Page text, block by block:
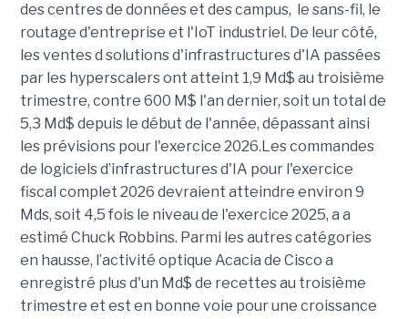
des centres de données et des campus, le sans-fil, le
routage d'entreprise et l'IoT industriel. De leur côté,
les ventes d solutions d'infrastructures d'IA passées
par les hyperscalers ont atteint 1,9 Md$ au troisième
trimestre, contre 600 M$ l'an dernier, soit un total de
5,3 Md$ depuis le début de l'année, dépassant ainsi
les prévisions pour l'exercice 2026.Les commandes
de logiciels d’infrastructures d'IA pour l'exercice
fiscal complet 2026 devraient atteindre environ 9
Mds, soit 4,5 fois le niveau de l'exercice 2025, a a
estimé Chuck Robbins. Parmi les autres catégories
en hausse, l’activité optique Acacia de Cisco a
enregistré plus d'un Md$ de recettes au troisième
trimestre et est en bonne voie pour une croissance